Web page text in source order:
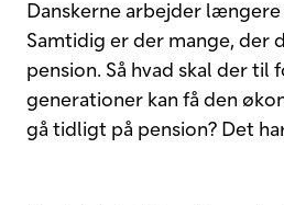
Danskerne arbejder
Samtidig er der mange, der
pension. Så hvad skal der til
generationer kan få den
gå tidligt på pension? Det